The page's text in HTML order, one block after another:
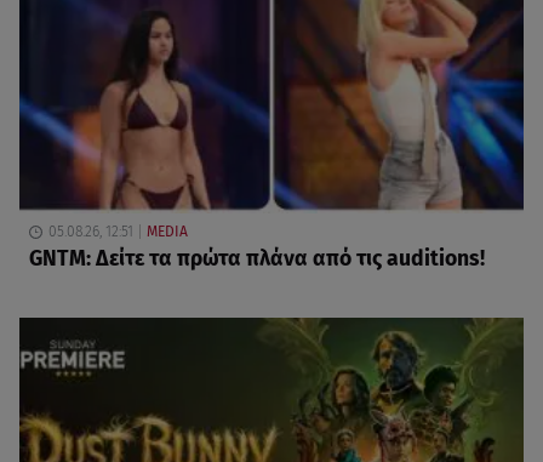
05.08.26, 12:51 MEDIA
GNTM: Δείτε τα πρώτα πλάνα από τις auditions!